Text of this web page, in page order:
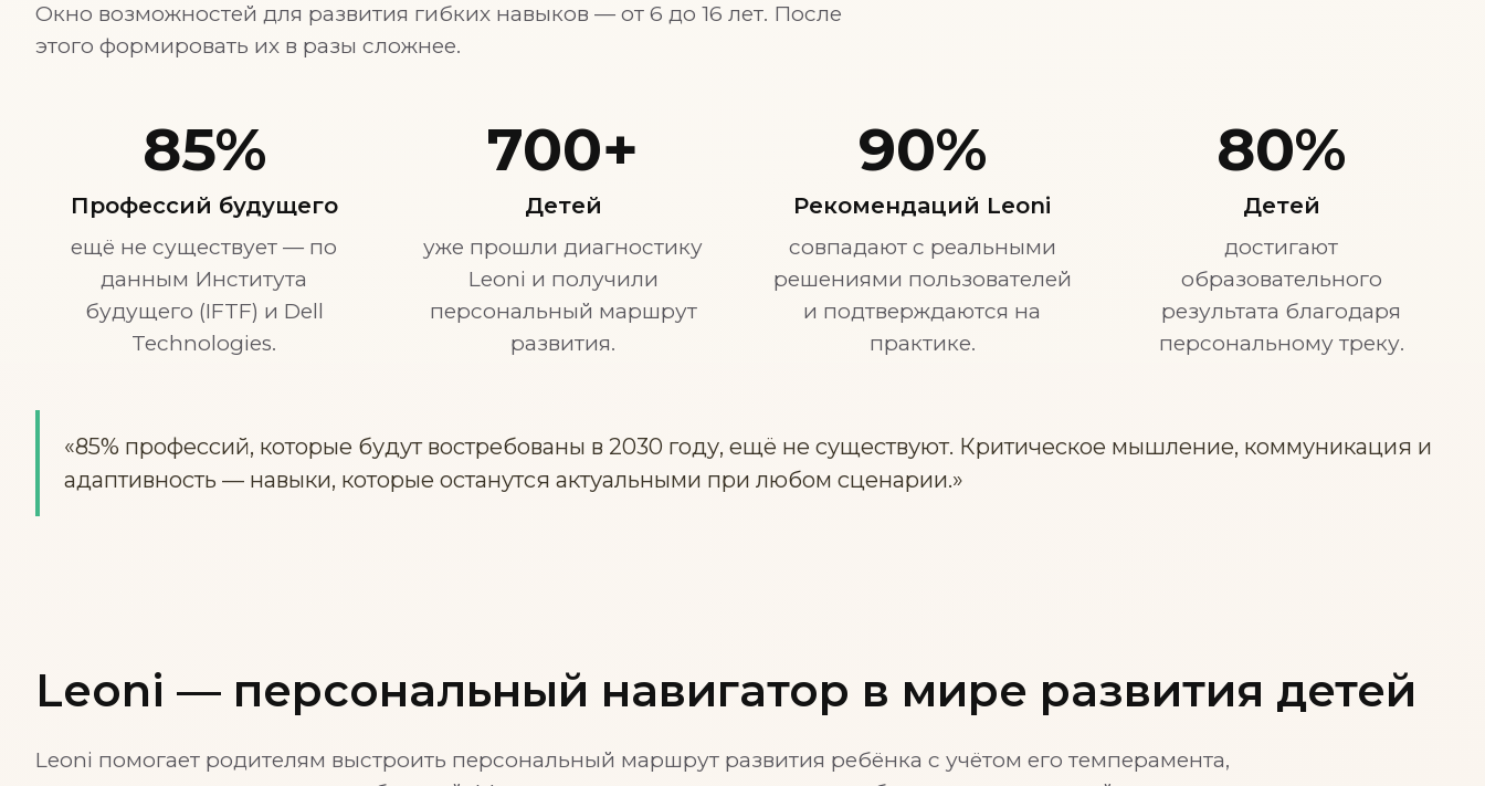
Окно возможностей для развития гибких навыков — от 6 до 16 лет. После
этого формировать их в разы сложнее.
85%
Профессий будущего
ещё не существует — по
данным Института
будущего (IFTF) и Dell
Technologies.
700+
Детей
уже прошли диагностику
Leoni и получили
персональный маршрут
развития.
90%
Рекомендаций Leoni
совпадают с реальными
решениями пользователей
и подтверждаются на
практике.
80%
Детей
достигают
образовательного
результата благодаря
персональному треку.
«85% профессий, которые будут востребованы в 2030 году, ещё не существуют. Критическое мышление, коммуникация и
адаптивность — навыки, которые останутся актуальными при любом сценарии.»
Leoni — персональный навигатор в мире развития детей
Leoni помогает родителям выстроить персональный маршрут развития ребёнка с учётом его темперамента,